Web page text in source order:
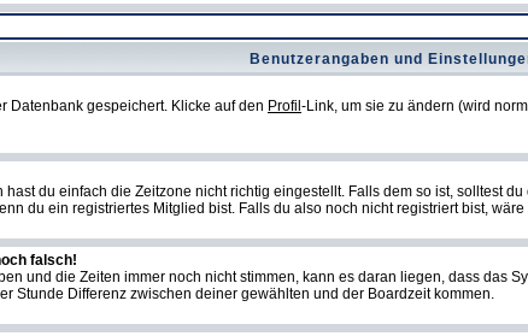
Benutzerangaben und
Datenbank gespeichert. Klicke auf den Profil -Link, um sie zu ändern (wird
du einfach die Zeitzone nicht richtig eingestellt. Falls dem so ist, solltest
du ein registriertes Mitglied bist. Falls du also noch nicht registriert bist,
falsch!
und die Zeiten immer noch nicht stimmen, kann es daran liegen, dass das
Stunde Differenz zwischen deiner gewählten und der Boardzeit kommen.